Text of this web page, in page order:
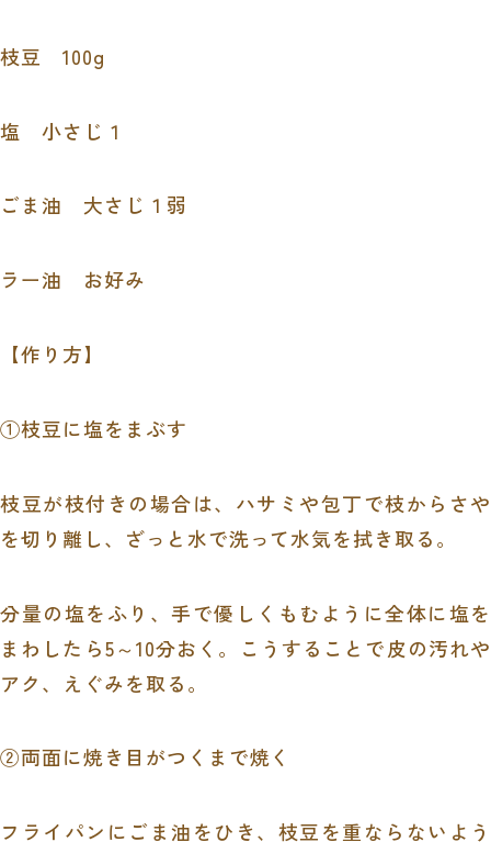
枝豆 100g
塩 小さじ１
ごま油 大さじ１弱
ラー油 お好み
【作り方】
①枝豆に塩をまぶす
枝豆が枝付きの場合は、ハサミや包丁で枝からさや
を切り離し、ざっと水で洗って水気を拭き取る。
分量の塩をふり、手で優しくもむように全体に塩を
まわしたら5～10分おく。こうすることで皮の汚れや
アク、えぐみを取る。
②両面に焼き目がつくまで焼く
フライパンにごま油をひき、枝豆を重ならないよう